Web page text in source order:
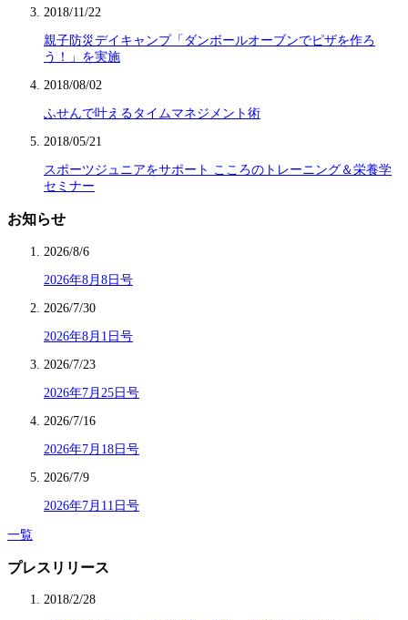
2018/11/22
親子防災デイキャンプ「ダンボールオーブンでピザを作ろ
う！」を実施
2018/08/02
ふせんで叶えるタイムマネジメント術
2018/05/21
スポーツジュニアをサポート こころのトレーニング＆栄養学
セミナー
お知らせ
2026/8/6
2026年8月8日号
2026/7/30
2026年8月1日号
2026/7/23
2026年7月25日号
2026/7/16
2026年7月18日号
2026/7/9
2026年7月11日号
一覧
プレスリリース
2018/2/28